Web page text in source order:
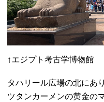
↑エジプト考古学博物館
タハリール広場の北にあ
ツタンカーメンの黄金の